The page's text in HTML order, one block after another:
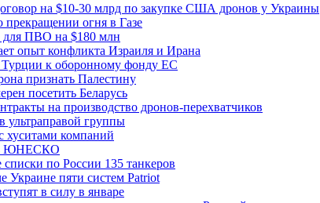
на $10-30 млрд по закупке США дронов у Украины
огня в Газе
для ПВО на $180 млн
опыт конфликта Израиля и Ирана
Турции к оборонному фонду ЕС
признать Палестину
посетить Беларусь
на производство дронов-перехватчиков
ультраправой группы
компаний
ЮНЕСКО
по России 135 танкеров
Украине пяти систем Patriot
в силу в январе